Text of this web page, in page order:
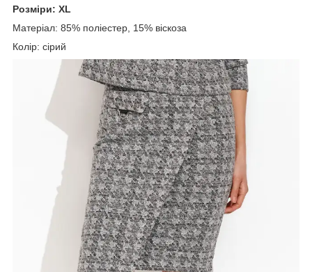
Розміри: XL
Матеріал: 85% поліестер, 15% віскоза
Колір: сірий